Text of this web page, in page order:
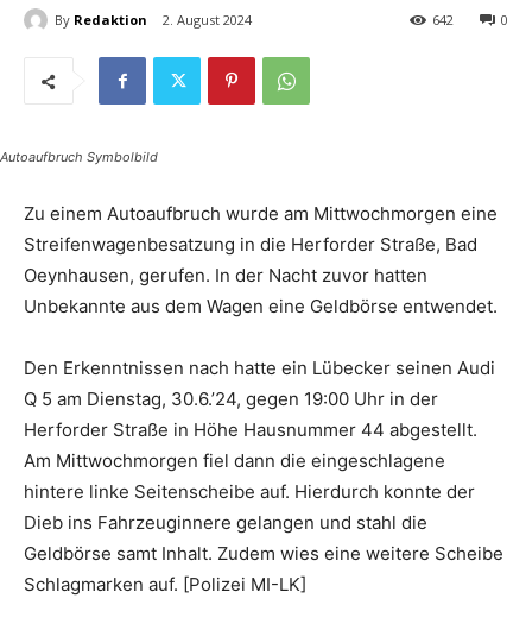
By Redaktion 2. August 2024 0
642
Autoaufbruch Symbolbild
Zu einem Autoaufbruch wurde am Mittwochmorgen eine
Streifenwagenbesatzung in die Herforder Straße, Bad
Oeynhausen, gerufen. In der Nacht zuvor hatten
Unbekannte aus dem Wagen eine Geldbörse entwendet.
Den Erkenntnissen nach hatte ein Lübecker seinen Audi
Q 5 am Dienstag, 30.6.’24, gegen 19:00 Uhr in der
Herforder Straße in Höhe Hausnummer 44 abgestellt.
Am Mittwochmorgen fiel dann die eingeschlagene
hintere linke Seitenscheibe auf. Hierdurch konnte der
Dieb ins Fahrzeuginnere gelangen und stahl die
Geldbörse samt Inhalt. Zudem wies eine weitere Scheibe
Schlagmarken auf. [Polizei MI-LK]